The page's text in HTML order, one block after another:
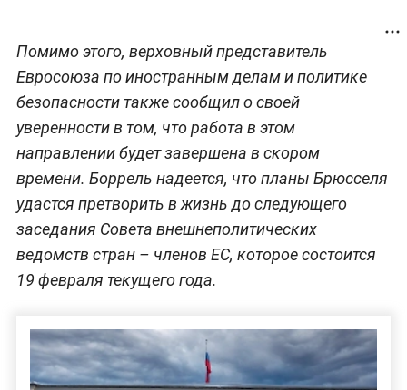
Помимо этого, верховный представитель
Евросоюза по иностранным делам и политике
безопасности также сообщил о своей
уверенности в том, что работа в этом
направлении будет завершена в скором
времени. Боррель надеется, что планы Брюсселя
удастся претворить в жизнь до следующего
заседания Совета внешнеполитических
ведомств стран – членов ЕС, которое состоится
19 февраля текущего года.